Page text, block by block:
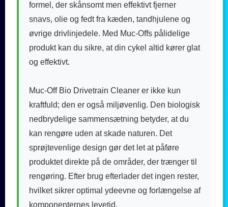
formel, der skånsomt men effektivt fjerner
snavs, olie og fedt fra kæden, tandhjulene og
øvrige drivlinjedele. Med Muc-Offs pålidelige
produkt kan du sikre, at din cykel altid kører glat
og effektivt.
Muc-Off Bio Drivetrain Cleaner er ikke kun
kraftfuld; den er også miljøvenlig. Den biologisk
nedbrydelige sammensætning betyder, at du
kan rengøre uden at skade naturen. Det
sprøjtevenlige design gør det let at påføre
produktet direkte på de områder, der trænger til
rengøring. Efter brug efterlader det ingen rester,
hvilket sikrer optimal ydeevne og forlængelse af
komponenternes levetid.